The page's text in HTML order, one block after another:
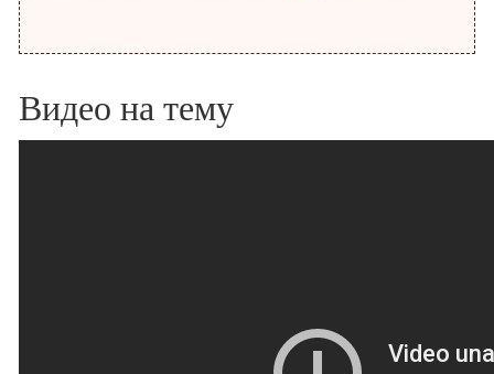
Видео на тему